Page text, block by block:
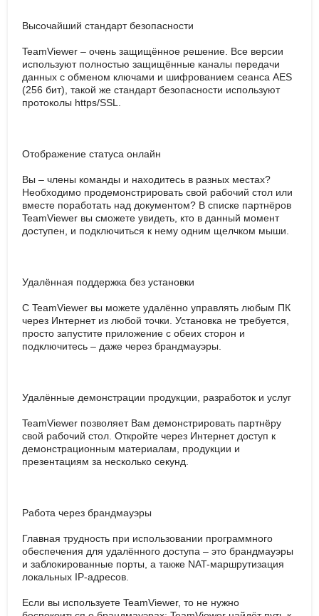
Высочайший стандарт безопасности
TeamViewer – очень защищённое решение. Все версии
используют полностью защищённые каналы передачи
данных с обменом ключами и шифрованием сеанса AES
(256 бит), такой же стандарт безопасности используют
протоколы https/SSL.
Отображение статуса онлайн
Вы – члены команды и находитесь в разных местах?
Необходимо продемонстрировать свой рабочий стол или
вместе поработать над документом? В списке партнёров
TeamViewer вы сможете увидеть, кто в данный момент
доступен, и подключиться к нему одним щелчком мыши.
Удалённая поддержка без установки
С TeamViewer вы можете удалённо управлять любым ПК
через Интернет из любой точки. Установка не требуется,
просто запустите приложение с обеих сторон и
подключитесь – даже через брандмауэры.
Удалённые демонстрации продукции, разработок и услуг
TeamViewer позволяет Вам демонстрировать партнёру
свой рабочий стол. Откройте через Интернет доступ к
демонстрационным материалам, продукции и
презентациям за несколько секунд.
Работа через брандмауэры
Главная трудность при использовании программного
обеспечения для удалённого доступа – это брандмауэры
и заблокированные порты, а также NAT-маршрутизация
локальных IP-адресов.
Если вы используете TeamViewer, то не нужно